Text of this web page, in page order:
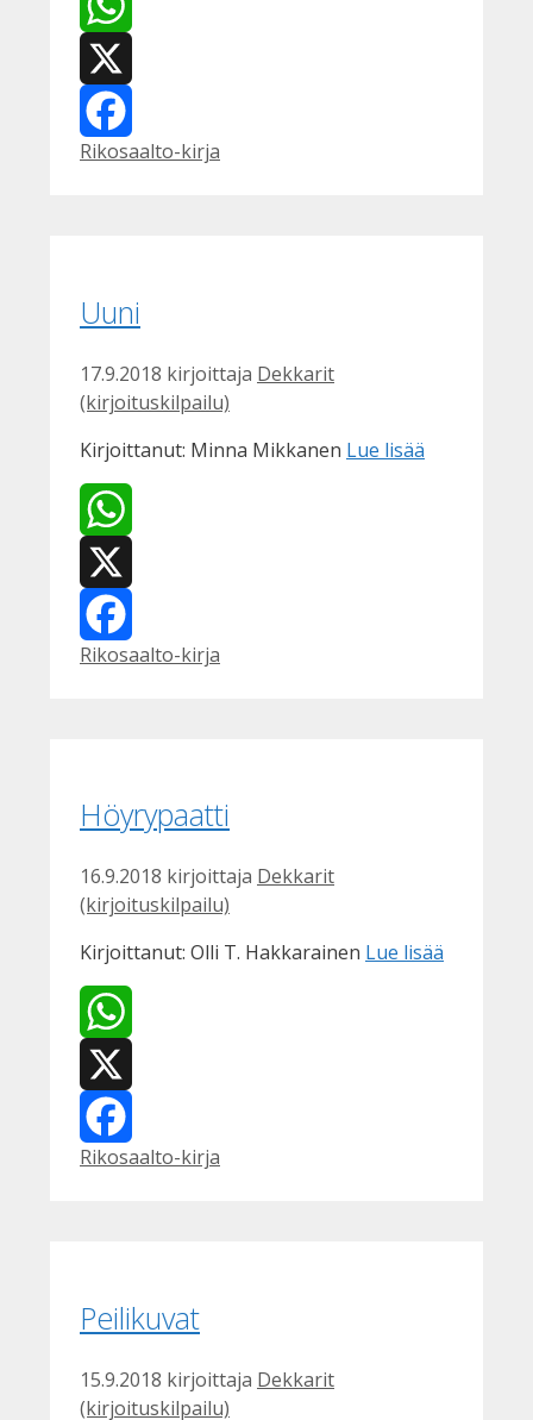
WhatsApp
X
Facebook
Kategoriat
Rikosaalto-kirja
Uuni
17.9.2018 kirjoittaja Dekkarit
(kirjoituskilpailu)
Kirjoittanut: Minna Mikkanen Lue lisää
WhatsApp
X
Facebook
Kategoriat
Rikosaalto-kirja
Höyrypaatti
16.9.2018 kirjoittaja Dekkarit
(kirjoituskilpailu)
Kirjoittanut: Olli T. Hakkarainen Lue lisää
WhatsApp
X
Facebook
Kategoriat
Rikosaalto-kirja
Peilikuvat
15.9.2018 kirjoittaja Dekkarit
(kirjoituskilpailu)